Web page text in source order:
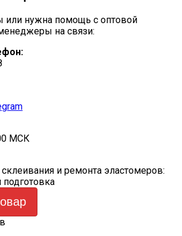
или нужна помощь с оптовой
на связи:
МСК
и ремонта эластомеров:
подготовка